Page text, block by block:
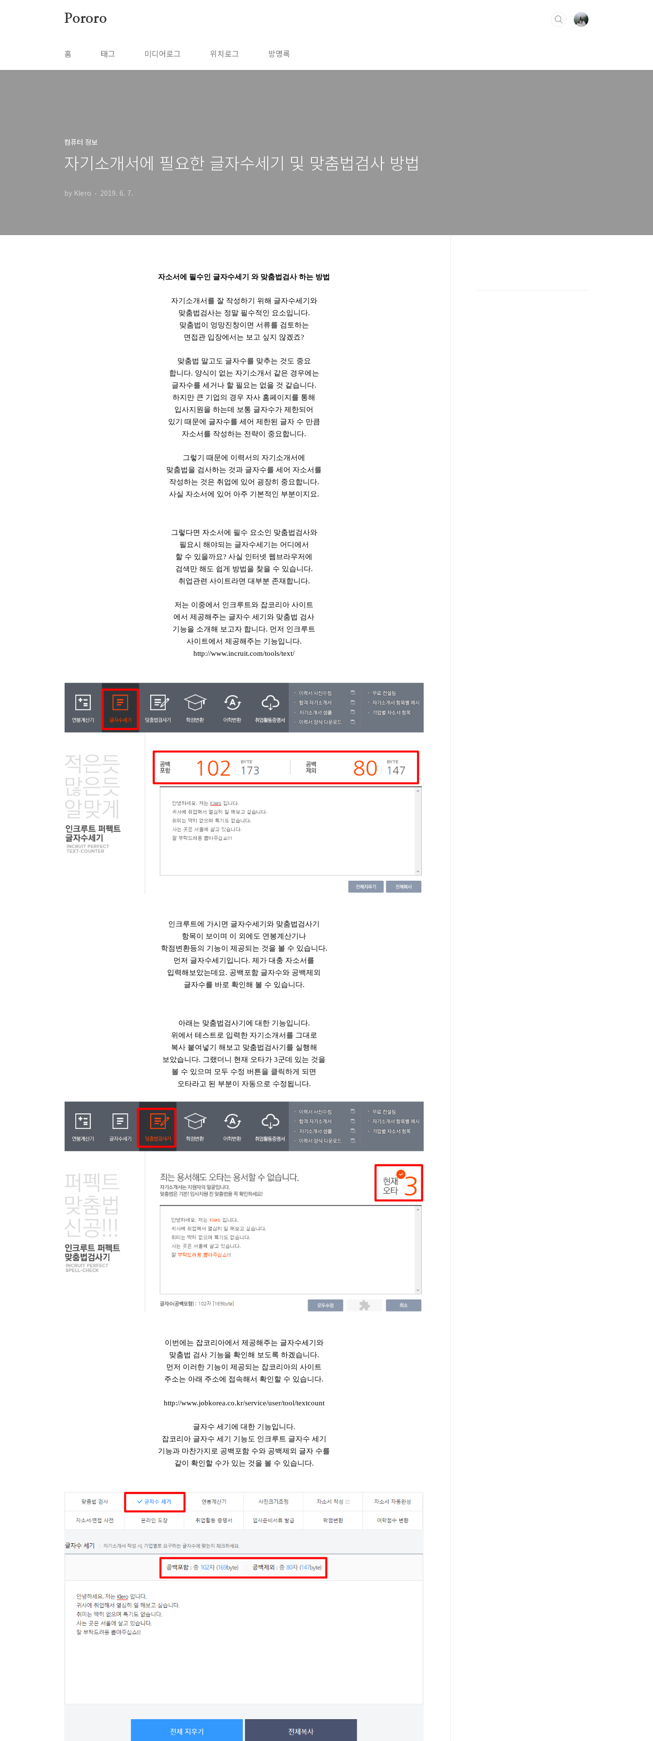
Pororo
홈 태그 미디어로그 위치로그 방명록
컴퓨터 정보
자기소개서에 필요한 글자수세기 및 맞춤법검사 방법
by Klero 2019. 6. 7.
자소서에 필수인 글자수세기 와 맞춤법검사 하는 방법
자기소개서를 잘 작성하기 위해 글자수세기와
맞춤법검사는 정말 필수적인 요소입니다.
맞춤법이 엉망진창이면 서류를 검토하는
면접관 입장에서는 보고 싶지 않겠죠?
맞춤법 말고도 글자수를 맞추는 것도 중요
합니다. 양식이 없는 자기소개서 같은 경우에는
글자수를 세거나 할 필요는 없을 것 같습니다.
하지만 큰 기업의 경우 자사 홈페이지를 통해
입사지원을 하는데 보통 글자수가 제한되어
있기 때문에 글자수를 세어 제한된 글자 수 만큼
자소서를 작성하는 전략이 중요합니다.
그렇기 때문에 이력서의 자기소개서에
맞춤법을 검사하는 것과 글자수를 세어 자소서를
작성하는 것은 취업에 있어 굉장히 중요합니다.
사실 자소서에 있어 아주 기본적인 부분이지요.
그렇다면 자소서에 필수 요소인 맞춤법검사와
필요시 해야되는 글자수세기는 어디에서
할 수 있을까요? 사실 인터넷 웹브라우저에
검색만 해도 쉽게 방법을 찾을 수 있습니다.
취업관련 사이트라면 대부분 존재합니다.
저는 이중에서 인크루트와 잡코리아 사이트
에서 제공해주는 글자수 세기와 맞춤법 검사
기능을 소개해 보고자 합니다. 먼저 인크루트
사이트에서 제공해주는 기능입니다.
http://www.incruit.com/tools/text/
인크루트에 가시면 글자수세기와 맞춤법검사기
항목이 보이며 이 외에도 연봉계산기나
학점변환등의 기능이 제공되는 것을 볼 수 있습니다.
먼저 글자수세기입니다. 제가 대충 자소서를
입력해보았는데요. 공백포함 글자수와 공백제외
글자수를 바로 확인해 볼 수 있습니다.
아래는 맞춤법검사기에 대한 기능입니다.
위에서 테스트로 입력한 자기소개서를 그대로
복사 붙여넣기 해보고 맞춤법검사기를 실행해
보았습니다. 그랬더니 현재 오타가 3군데 있는 것을
볼 수 있으며 모두 수정 버튼을 클릭하게 되면
오타라고 된 부분이 자동으로 수정됩니다.
이번에는 잡코리아에서 제공해주는 글자수세기와
맞춤법 검사 기능을 확인해 보도록 하겠습니다.
먼저 이러한 기능이 제공되는 잡코리아의 사이트
주소는 아래 주소에 접속해서 확인할 수 있습니다.
http://www.jobkorea.co.kr/service/user/tool/textcount
글자수 세기에 대한 기능입니다.
잡코리아 글자수 세기 기능도 인크루트 글자수 세기
기능과 마찬가지로 공백포함 수와 공백제외 글자 수를
같이 확인할 수가 있는 것을 볼 수 있습니다.